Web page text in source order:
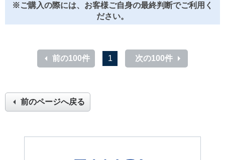
※ご購入の際には、お客様ご自身の最終判断でご利用く
ださい。
前の100件 1 次の100件
前のページへ戻る